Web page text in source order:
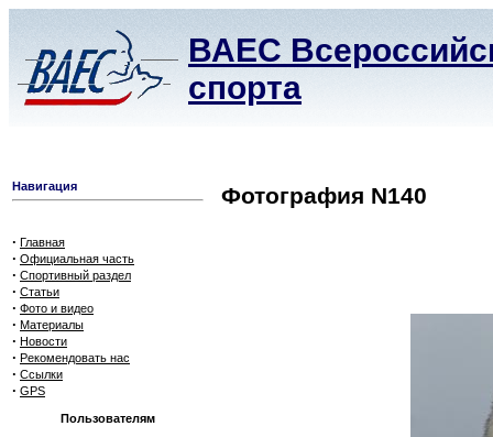
ВАЕС
спорта
Навигация
· Главная
· Официальная часть
· Спортивный раздел
· Статьи
· Фото и видео
· Материалы
· Новости
· Рекомендовать нас
· Ссылки
· GPS
Пользователям
Фотография N140